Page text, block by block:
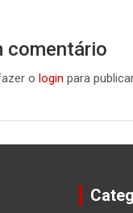
comentário
o login para